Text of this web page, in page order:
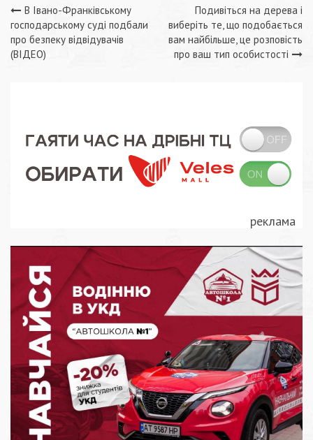
Навігація
записів
В Івано-Франківському
господарському суді подбали
про безпеку відвідувачів
(ВІДЕО)
Подивіться на дерева і
виберіть те, що подобається
вам найбільше, це розповість
про ваш тип особистості